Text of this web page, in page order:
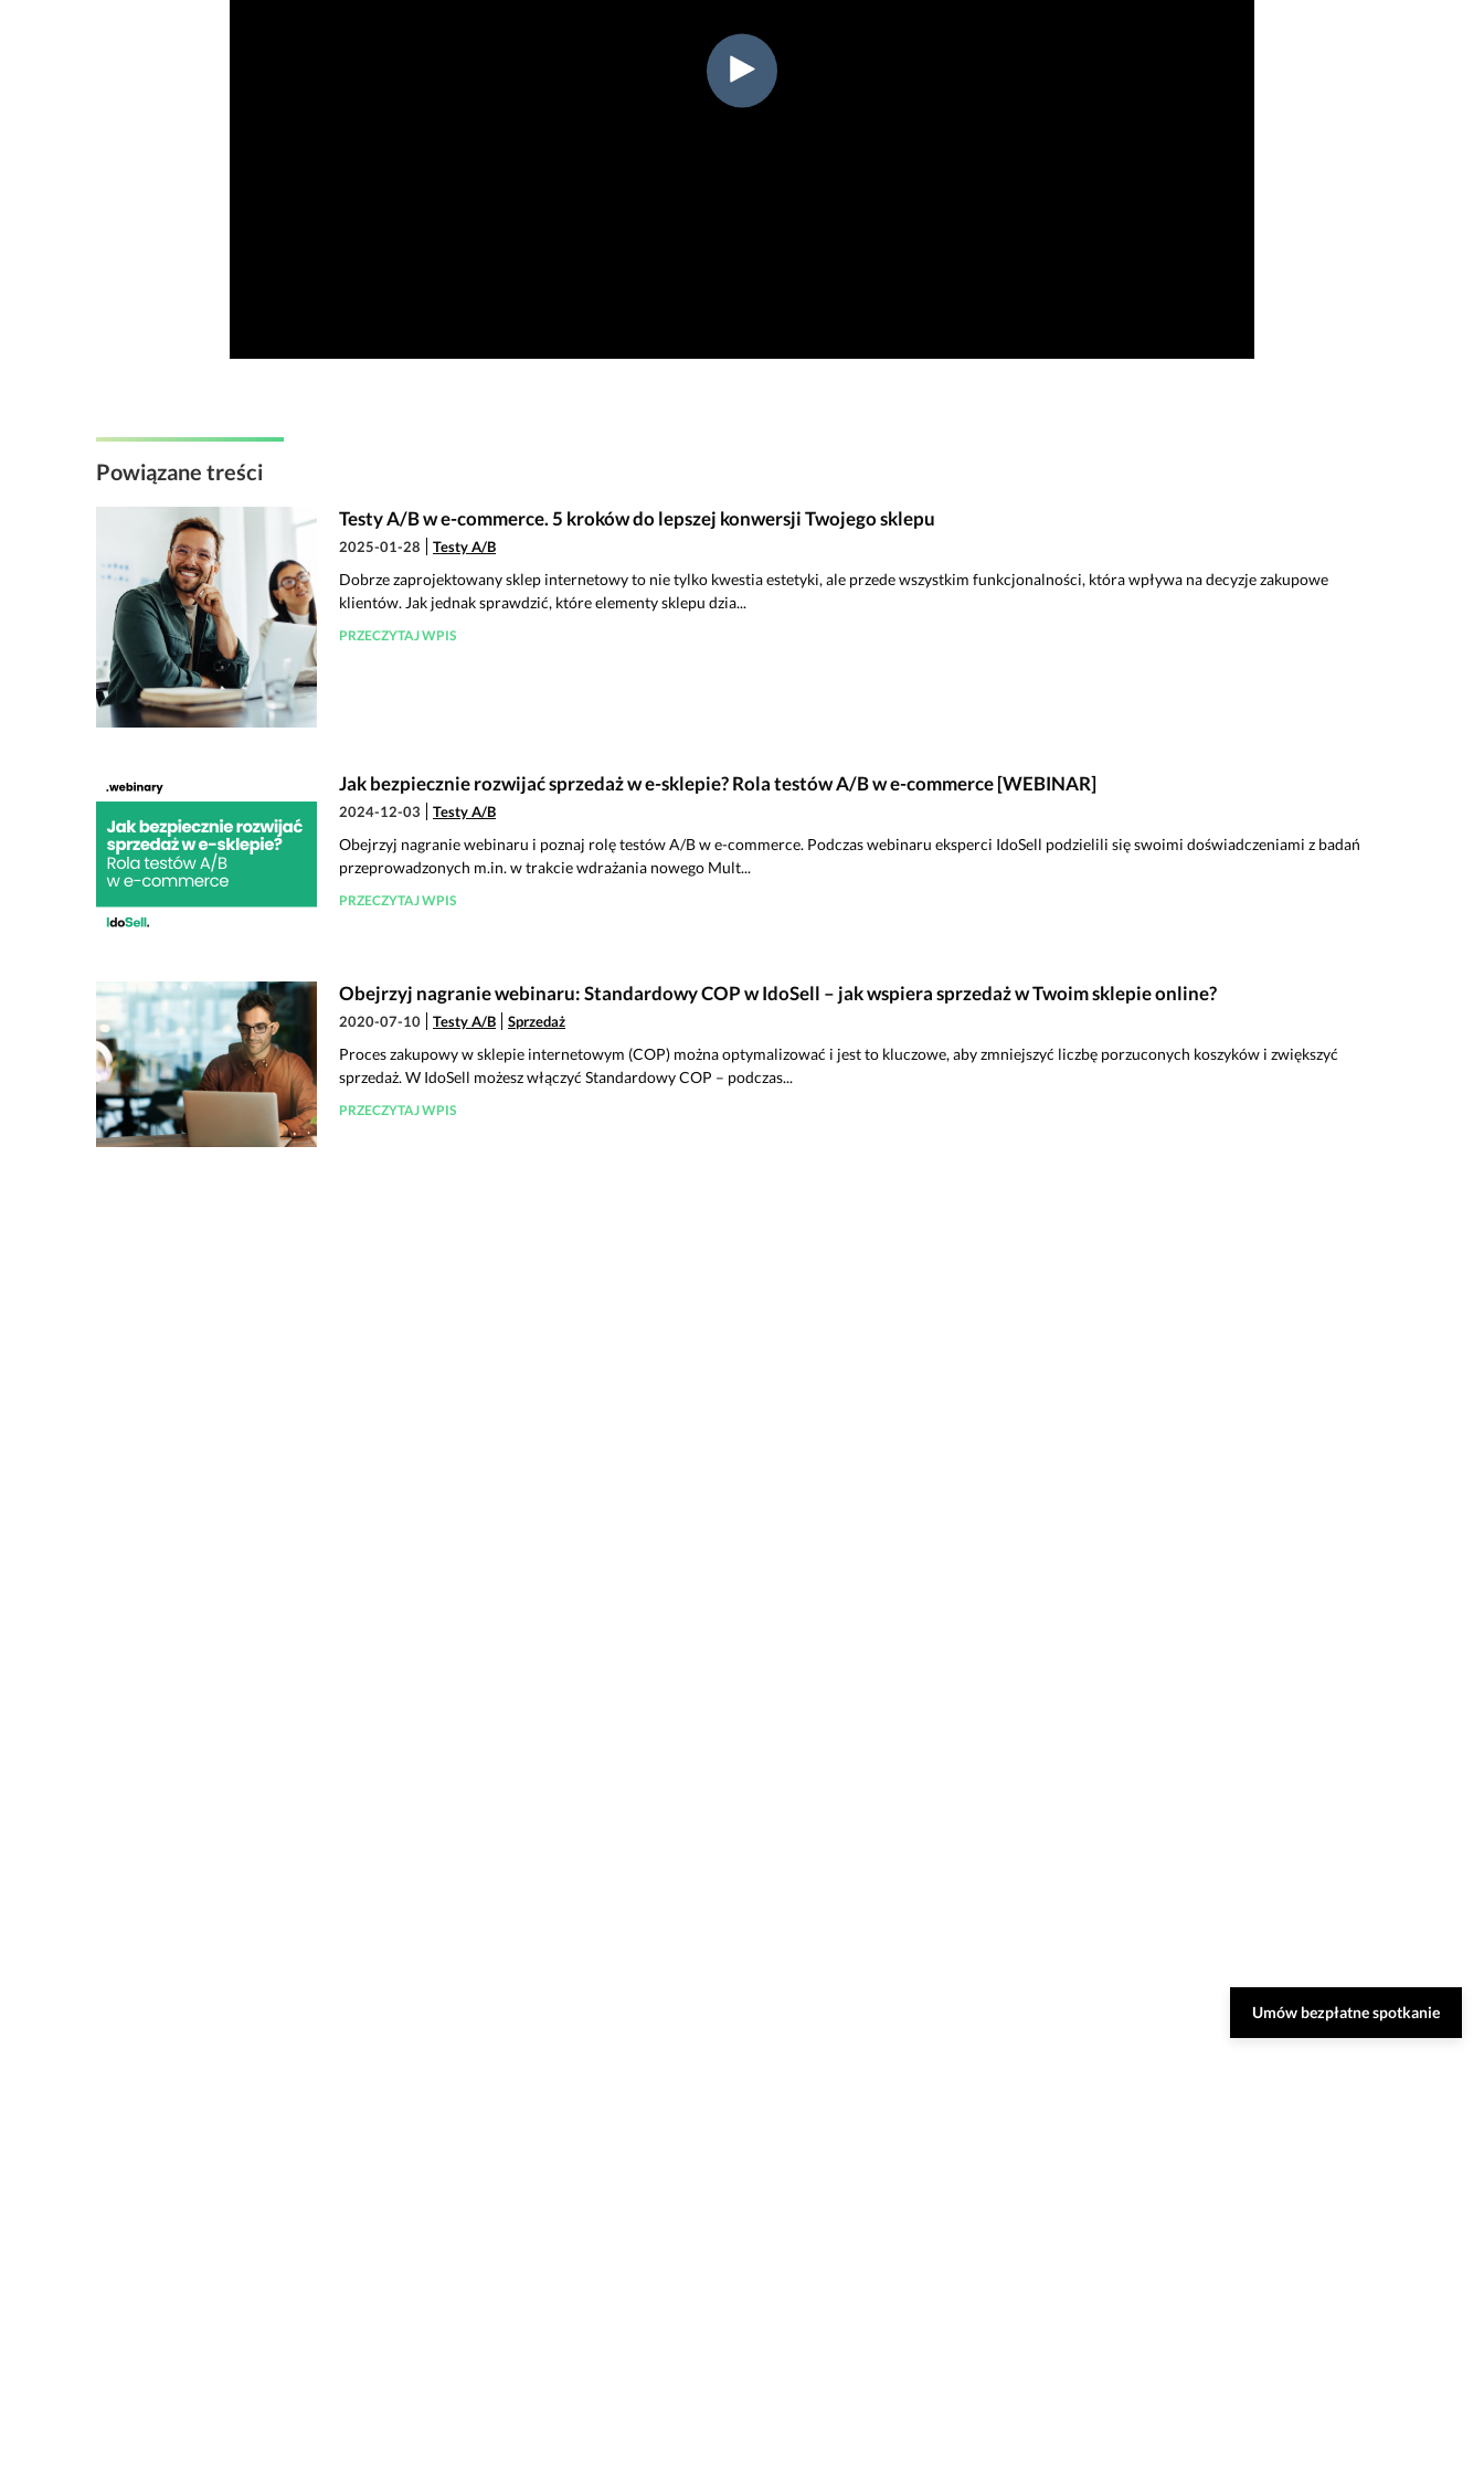
Powiązane treści
Testy A/B w e-commerce. 5 kroków do lepszej konwersji Twojego sklepu
2025-01-28 Testy A/B
Dobrze zaprojektowany sklep internetowy to nie tylko kwestia estetyki, ale przede wszystkim funkcjonalności, która wpływa na decyzje zakupowe
klientów. Jak jednak sprawdzić, które elementy sklepu dzia...
PRZECZYTAJ WPIS
Jak bezpiecznie rozwijać sprzedaż w e-sklepie? Rola testów A/B w e-commerce [WEBINAR]
2024-12-03 Testy A/B
Obejrzyj nagranie webinaru i poznaj rolę testów A/B w e-commerce. Podczas webinaru eksperci IdoSell podzielili się swoimi doświadczeniami z badań
przeprowadzonych m.in. w trakcie wdrażania nowego Mult...
PRZECZYTAJ WPIS
Obejrzyj nagranie webinaru: Standardowy COP w IdoSell – jak wspiera sprzedaż w Twoim sklepie online?
2020-07-10 Testy A/B Sprzedaż
Proces zakupowy w sklepie internetowym (COP) można optymalizować i jest to kluczowe, aby zmniejszyć liczbę porzuconych koszyków i zwiększyć
sprzedaż. W IdoSell możesz włączyć Standardowy COP – podczas...
PRZECZYTAJ WPIS
Umów bezpłatne spotkanie